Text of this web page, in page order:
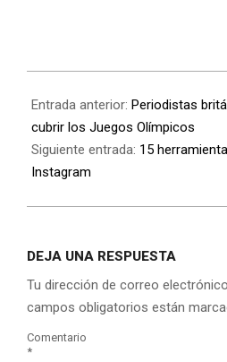
Entrada anterior: Periodistas
cubrir los Juegos Olímpicos
Siguiente entrada: 15
Instagram
DEJA UNA RESPUESTA
Tu dirección de correo
campos obligatorios están
Comentario
*